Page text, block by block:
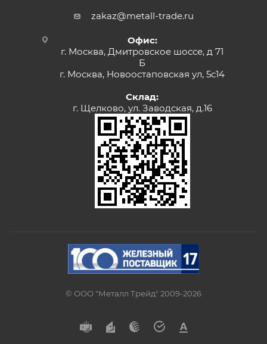
zakaz@metall-trade.ru
Офис:
г. Москва, Дмитровское шоссе, д 71
Б
г. Москва, Новоостаповская ул, 5с14
Склад:
г. Щелково, ул. Заводская, д.16
© ООО "Металл Трейд" 2009-2026